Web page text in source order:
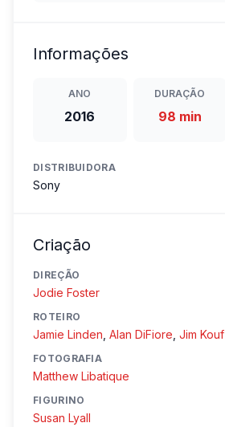
Informações
ANO
2016
DURAÇÃO
98 min
DISTRIBUIDORA
Sony
Criação
DIREÇÃO
Jodie Foster
ROTEIRO
Jamie Linden Alan DiFiore Jim Kouf
FOTOGRAFIA
Matthew Libatique
FIGURINO
Susan Lyall